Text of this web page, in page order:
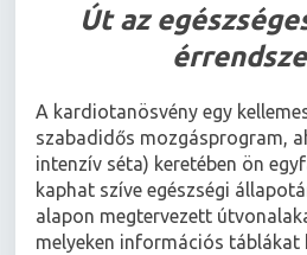
Út az
A kardiotanösvény egy
szabadidős mozgásprogram,
intenzív séta) keretében ön
kaphat szíve egészségi
alapon megtervezett
melyeken információs táblákat